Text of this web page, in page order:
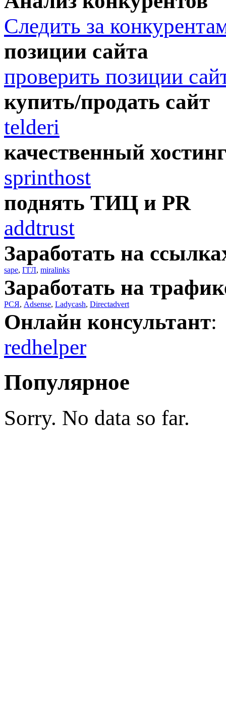
Следить за
позиции сайта
проверить позиции
купить/продать сайт
telderi
качественный
sprinthost
поднять ТИЦ и PR
addtrust
Заработать на
sape, ГГЛ, miralinks
Заработать на
РСЯ, Adsense, Ladycash, Directadvert
Онлайн консультант:
redhelper
Популярное
Sorry. No data so far.